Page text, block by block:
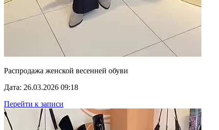
Распродажа женской весенней обуви
Дата: 26.03.2026 09:18
Перейти к записи